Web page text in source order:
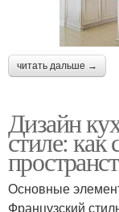
читать дальше →
Дизайн
стиле: как
Основные
Французский